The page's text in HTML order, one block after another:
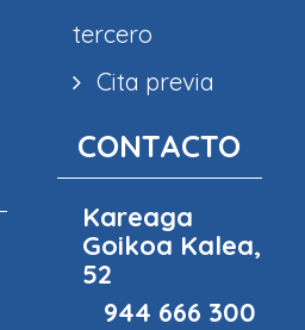
tercero
Cita previa
CONTACTO
Kareaga
Goikoa Kalea,
52
944 666 300